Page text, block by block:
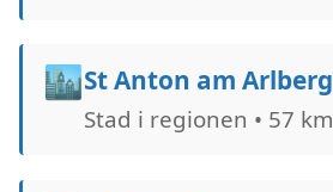
🏙️St Anton am Arlberg
Stad i regionen • 57 km